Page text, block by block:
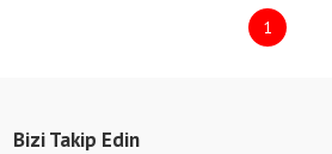
1
Bizi Takip Edin